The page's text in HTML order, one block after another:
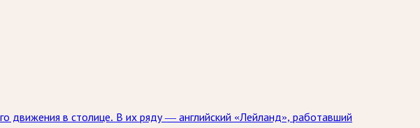
движения в столице. В их ряду — английский «Лейланд», работавший